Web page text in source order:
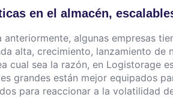
en el almacén,
anteriormente, algunas empresas
alta, crecimiento, lanzamiento
cual sea la razón, en Logistorage
grandes están mejor equipados
para reaccionar a la volatilidad